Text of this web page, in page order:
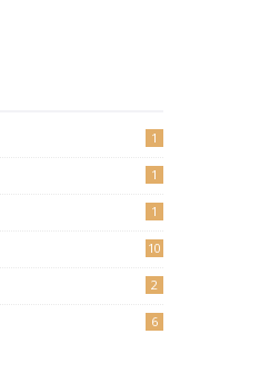
1
1
1
10
2
6